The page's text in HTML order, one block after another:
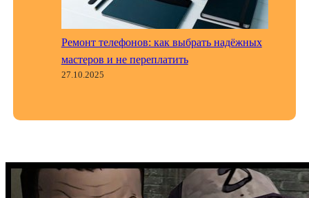
Ремонт телефонов: как выбрать надёжных
мастеров и не переплатить
27.10.2025